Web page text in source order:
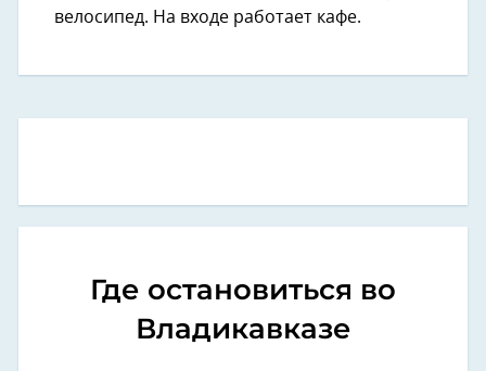
велосипед. На входе работает кафе.
Где остановиться во
Владикавказе